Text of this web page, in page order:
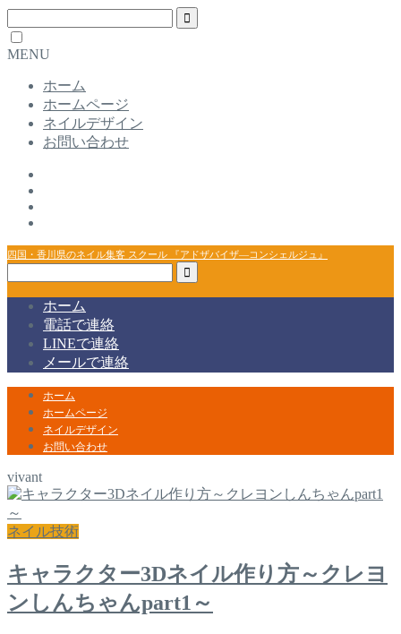
MENU
ホーム
ホームページ
ネイルデザイン
お問い合わせ
四国・香川県のネイル集客 スクール 『アドザバイザ―コンシェルジュ』
ホーム
電話で連絡
LINEで連絡
メールで連絡
ホーム
ホームページ
ネイルデザイン
お問い合わせ
vivant
ネイル技術
キャラクター3Dネイル作り方～クレヨ
ンしんちゃんpart1～